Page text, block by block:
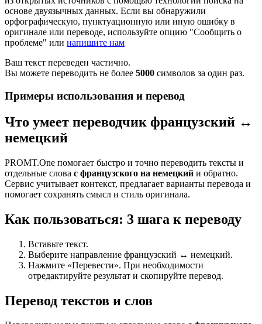
основе двуязычных данных. Если вы обнаружили
орфографическую, пунктуационную или иную ошибку в
оригинале или переводе, используйте опцию "Сообщить о
проблеме" или напишите нам
Ваш текст переведен частично.
Вы можете переводить не более 5000 символов за один раз.
Примеры использования и перевод
Что умеет переводчик французский ↔
немецкий
PROMT.One помогает быстро и точно переводить тексты и
отдельные слова с французского на немецкий и обратно.
Сервис учитывает контекст, предлагает варианты перевода и
помогает сохранять смысл и стиль оригинала.
Как пользоваться: 3 шага к переводу
Вставьте текст.
Выберите направление французский ↔ немецкий.
Нажмите «Перевести». При необходимости
отредактируйте результат и скопируйте перевод.
Перевод текстов и слов